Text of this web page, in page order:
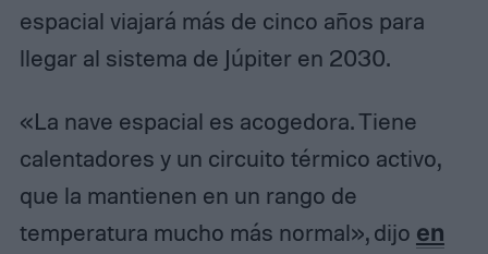
espacial viajará más de cinco años para
llegar al sistema de Júpiter en 2030.
«La nave espacial es acogedora. Tiene
calentadores y un circuito térmico activo,
que la mantienen en un rango de
temperatura mucho más normal», dijo en